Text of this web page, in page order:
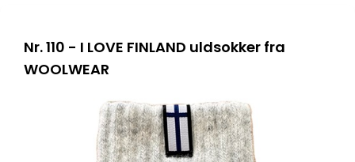
Nr. 110 - I LOVE FINLAND uldsokker fra
WOOLWEAR